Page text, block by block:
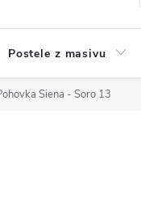
Postele z masivu
Siena - Soro 13